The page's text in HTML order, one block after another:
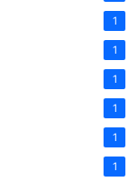
1
1
1
1
1
1